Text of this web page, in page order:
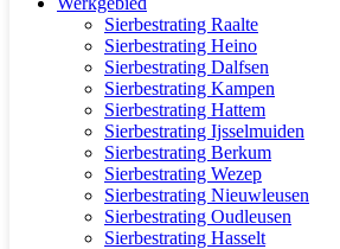
Sierbestrating Raalte
Sierbestrating Heino
Sierbestrating Dalfsen
Sierbestrating Kampen
Sierbestrating Hattem
Sierbestrating Ijsselmuiden
Sierbestrating Berkum
Sierbestrating Wezep
Sierbestrating Nieuwleusen
Sierbestrating Oudleusen
Sierbestrating Hasselt